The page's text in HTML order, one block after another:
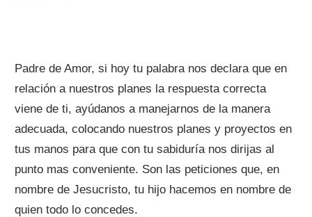
Padre de Amor, si hoy tu palabra nos declara que en
relación a nuestros planes la respuesta correcta
viene de ti, ayúdanos a manejarnos de la manera
adecuada, colocando nuestros planes y proyectos en
tus manos para que con tu sabiduría nos dirijas al
punto mas conveniente. Son las peticiones que, en
nombre de Jesucristo, tu hijo hacemos en nombre de
quien todo lo concedes.